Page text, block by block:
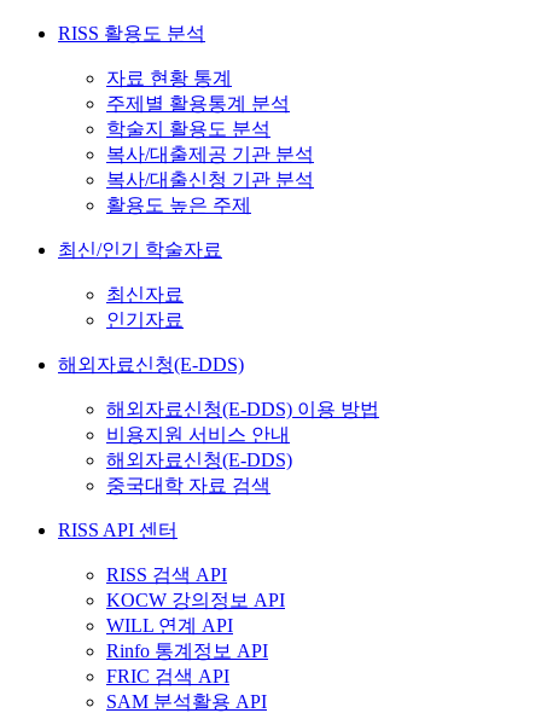
RISS 활용도 분석
자료 현황 통계
주제별 활용통계 분석
학술지 활용도 분석
복사/대출제공 기관 분석
복사/대출신청 기관 분석
활용도 높은 주제
최신/인기 학술자료
최신자료
인기자료
해외자료신청(E-DDS)
해외자료신청(E-DDS) 이용 방법
비용지원 서비스 안내
해외자료신청(E-DDS)
중국대학 자료 검색
RISS API 센터
RISS 검색 API
KOCW 강의정보 API
WILL 연계 API
Rinfo 통계정보 API
FRIC 검색 API
SAM 분석활용 API